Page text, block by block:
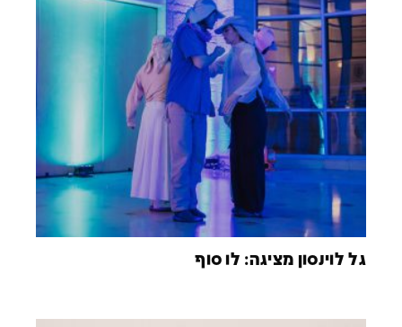
גל לוינסון מציגה: לו סוף